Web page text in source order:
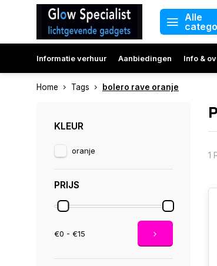
Alle
Informatie verhuur Aanbiedingen Info &
Home Tags bolero rave oranje
KLEUR
oranje
PRIJS
€0 - €15
1